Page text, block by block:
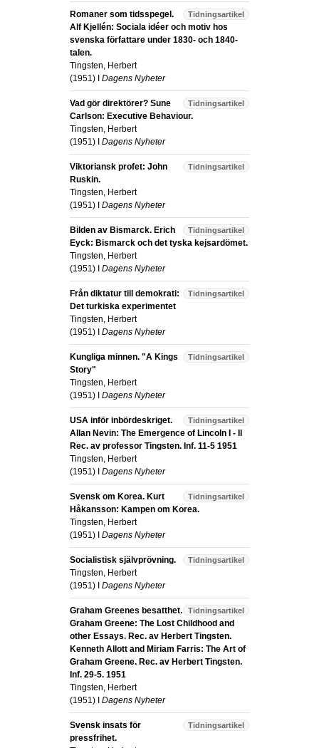
Tidningsartikel
Romaner som tidsspegel.
Alf Kjellén: Sociala idéer och motiv hos
svenska författare under 1830- och 1840-
talen.
Tingsten, Herbert
(1951) I Dagens Nyheter
Tidningsartikel
Vad gör direktörer? Sune
Carlson: Executive Behaviour.
Tingsten, Herbert
(1951) I Dagens Nyheter
Tidningsartikel
Viktoriansk profet: John
Ruskin.
Tingsten, Herbert
(1951) I Dagens Nyheter
Tidningsartikel
Bilden av Bismarck. Erich
Eyck: Bismarck och det tyska kejsardömet.
Tingsten, Herbert
(1951) I Dagens Nyheter
Tidningsartikel
Från diktatur till demokrati:
Det turkiska experimentet
Tingsten, Herbert
(1951) I Dagens Nyheter
Tidningsartikel
Kungliga minnen. "A Kings
Story"
Tingsten, Herbert
(1951) I Dagens Nyheter
Tidningsartikel
USA inför inbördeskriget.
Allan Nevin: The Emergence of Lincoln I - II
Rec. av professor Tingsten. Inf. 11-5 1951
Tingsten, Herbert
(1951) I Dagens Nyheter
Tidningsartikel
Svensk om Korea. Kurt
Håkansson: Kampen om Korea.
Tingsten, Herbert
(1951) I Dagens Nyheter
Tidningsartikel
Socialistisk självprövning.
Tingsten, Herbert
(1951) I Dagens Nyheter
Tidningsartikel
Graham Greenes besatthet.
Graham Greene: The Lost Childhood and
other Essays. Rec. av Herbert Tingsten.
Kenneth Allott and Miriam Farris: The Art of
Graham Greene. Rec. av Herbert Tingsten.
Inf. 29-5. 1951
Tingsten, Herbert
(1951) I Dagens Nyheter
Tidningsartikel
Svensk insats för
pressfrihet.